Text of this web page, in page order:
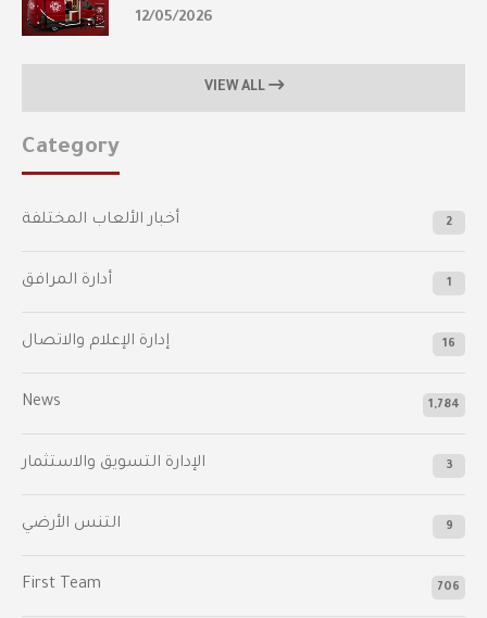
12/05/2026
VIEW ALL
Category
أخبار الألعاب المختلفة 2
أدارة المرافق 1
إدارة الإعلام والاتصال 16
News 1,784
الإدارة التسويق والاستثمار 3
التنس الأرضي 9
First Team 706